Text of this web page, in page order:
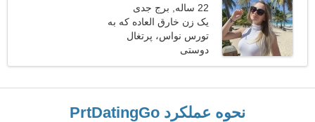
22 ساله, برج جدی
یک زن خارق العاده که به
دنبال یک رابطه پایدار است
تورس نواس، پرتغال
دوستی
نحوه عملکرد PrtDatingGo